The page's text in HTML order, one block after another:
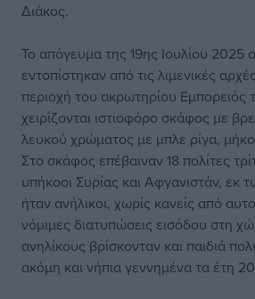
Διάκος.
Το απόγευμα της 19ης Ιουλίου 2025
εντοπίστηκαν από τις λιμενικές
περιοχή του ακρωτηρίου Εμπορειός
χειρίζονται ιστιοφόρο σκάφος με
λευκού χρώματος με μπλε ρίγα,
Στο σκάφος επέβαιναν 18 πολίτες
υπήκοοι Συρίας και Αφγανιστάν, εκ
ήταν ανήλικοι, χωρίς κανείς από
νόμιμες διατυπώσεις εισόδου στη
ανηλίκους βρίσκονταν και παιδιά
ακόμη και νήπια γεννημένα τα έτη